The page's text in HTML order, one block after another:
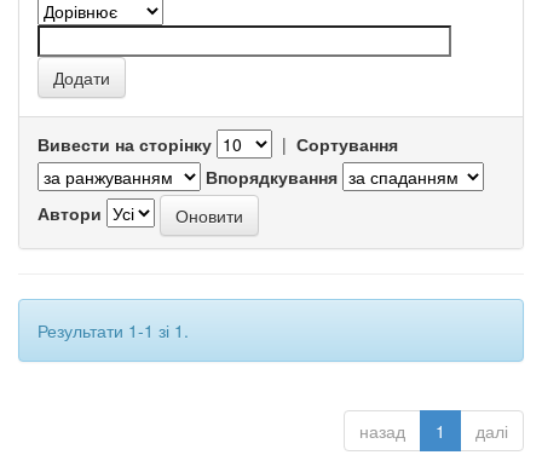
Вивести на сторінку | Сортування
Впорядкування
Автори
Результати 1-1 зі 1.
назад 1 далі